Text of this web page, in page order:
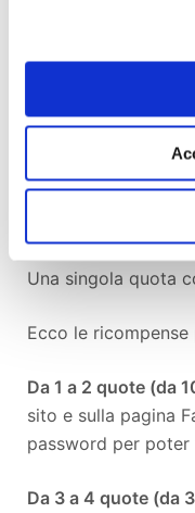
lavorato al film
Ogni vostro
sarà fondamentale
abbiamo
Come
Una singola quota
Ecco le
Da 1 a 2 quote (da
sito e sulla pagina
password per
Da 3 a 4 quote (da